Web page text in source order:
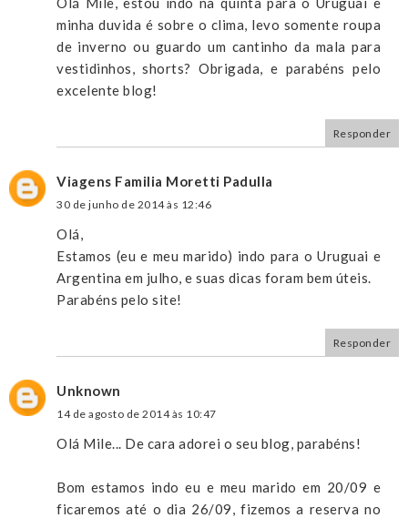
minha duvida é sobre o clima, levo somente roupa
de inverno ou guardo um cantinho da mala para
vestidinhos, shorts? Obrigada, e parabéns pelo
excelente blog!
Responder
Viagens Familia Moretti Padulla
30 de junho de 2014 às 12:46
Olá,
Estamos (eu e meu marido) indo para o Uruguai e
Argentina em julho, e suas dicas foram bem úteis.
Parabéns pelo site!
Responder
Unknown
14 de agosto de 2014 às 10:47
Olá Mile... De cara adorei o seu blog, parabéns!
Bom estamos indo eu e meu marido em 20/09 e
ficaremos até o dia 26/09, fizemos a reserva no